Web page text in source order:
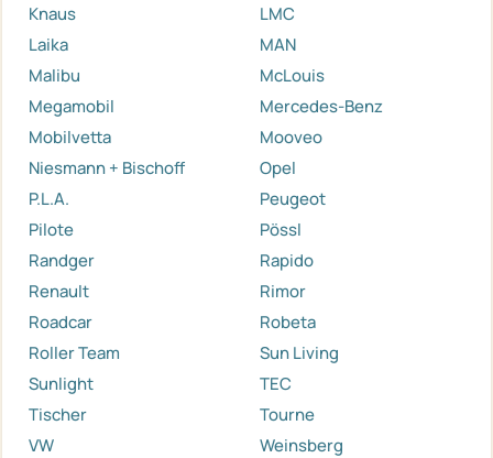
Knaus
LMC
Laika
MAN
Malibu
McLouis
Megamobil
Mercedes-Benz
Mobilvetta
Mooveo
Niesmann + Bischoff
Opel
P.L.A.
Peugeot
Pilote
Pössl
Randger
Rapido
Renault
Rimor
Roadcar
Robeta
Roller Team
Sun Living
Sunlight
TEC
Tischer
Tourne
VW
Weinsberg